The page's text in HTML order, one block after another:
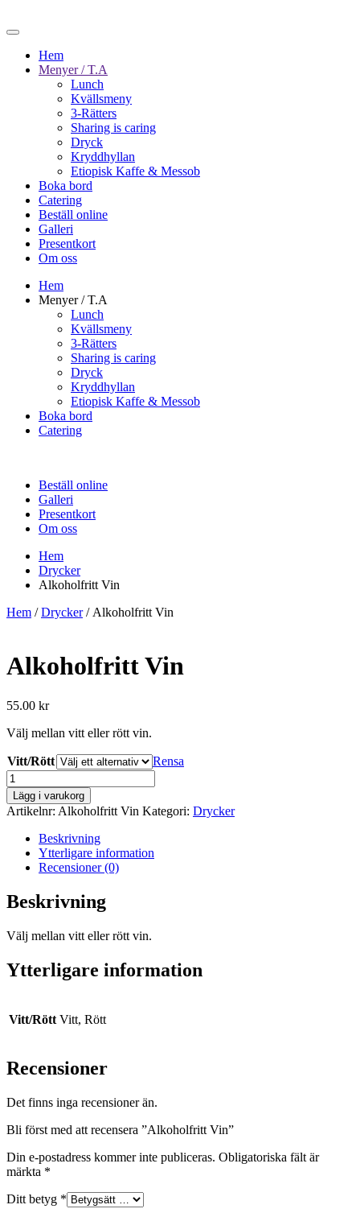
Hem
Menyer / T.A
Lunch
Kvällsmeny
3-Rätters
Sharing is caring
Dryck
Kryddhyllan
Etiopisk Kaffe & Messob
Boka bord
Catering
Beställ online
Galleri
Presentkort
Om oss
Hem
Menyer / T.A
Lunch
Kvällsmeny
3-Rätters
Sharing is caring
Dryck
Kryddhyllan
Etiopisk Kaffe & Messob
Boka bord
Catering
Beställ online
Galleri
Presentkort
Om oss
Hem
Drycker
Alkoholfritt Vin
Hem /Drycker/ Alkoholfritt Vin
Alkoholfritt Vin
55.00 kr
Välj mellan vitt eller rött vin.
Vitt/Rött
Rensa
Alkoholfritt
Vin
mängd
Lägg i varukorg
Artikelnr: Alkoholfritt Vin Kategori: Drycker
Beskrivning
Ytterligare information
Recensioner (0)
Beskrivning
Välj mellan vitt eller rött vin.
Ytterligare information
Vitt/Rött Vitt, Rött
Recensioner
Det finns inga recensioner än.
Bli först med att recensera ”Alkoholfritt Vin”
Din e-postadress kommer inte publiceras. Obligatoriska fält är
märkta *
Ditt betyg *